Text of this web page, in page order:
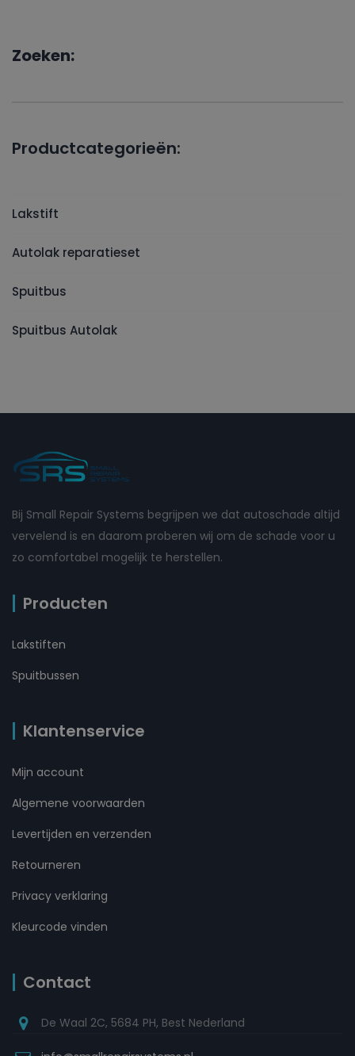
Zoeken:
Productcategorieën:
Lakstift
Autolak reparatieset
Spuitbus
Spuitbus Autolak
Bij Small Repair Systems begrijpen we dat autoschade altijd
vervelend is en daarom proberen wij om de schade voor u
zo comfortabel mogelijk te herstellen.
Producten
Lakstiften
Spuitbussen
Klantenservice
Mijn account
Algemene voorwaarden
Levertijden en verzenden
Retourneren
Privacy verklaring
Kleurcode vinden
Contact
De Waal 2C, 5684 PH, Best Nederland